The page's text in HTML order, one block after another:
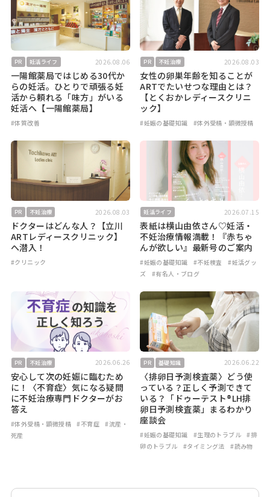
PR 妊活ライフ 2026.08.06
一陽館薬局ではじめる30代か
らの妊活。ひとりで頑張る妊
活から頼れる「味方」がいる
妊活へ【一陽館薬局】
#体質改善
PR 不妊治療 2026.08.03
女性の卵巣年齢を知ることが
ARTでたいせつな理由とは？
【とくおかレディースクリニ
ック】
#妊娠の基礎知識 #体外受精・顕微授精
PR 不妊治療 2026.08.03
ドクターはどんな人？【立川
ARTレディースクリニック】
へ潜入！
#クリニック
妊活ライフ 2026.07.15
表紙は横山由依さん♡妊活・
不妊治療情報満載！『赤ちゃ
んが欲しい』最新号のご案内
#妊娠の基礎知識 #不妊検査
#妊活グッ
ズ
#有名人・ブログ
PR 不妊治療 2026.06.26
安心して次の妊娠に臨むため
に！〈不育症〉気になる疑問
に不妊治療専門ドクターがお
答え
#体外受精・顕微授精 #不育症
#流産・
死産
PR 基礎知識 2026.06.22
〈排卵日予測検査薬〉どう使
っている？正しく予測できて
いる？「ドゥーテスト®LH排
卵日予測検査薬」まるわかり
座談会
#妊娠の基礎知識 #生理のトラブル
#排
卵のトラブル
#タイミング法 #読み物